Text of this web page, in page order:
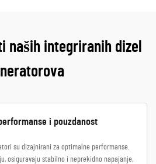
naših integriranih dizel
i pouzdanost
su dizajnirani za optimalne performanse.
osiguravaju stabilno i neprekidno napajanje,